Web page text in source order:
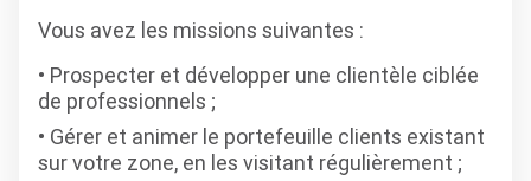
Vous avez les missions suivantes :
Prospecter et développer une clientèle ciblée
de professionnels ;
Gérer et animer le portefeuille clients existant
sur votre zone, en les visitant régulièrement ;